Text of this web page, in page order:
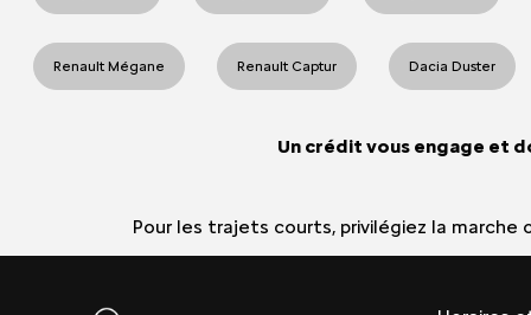
Renault Mégane Renault Captur Dacia Duster
Un crédit vous engage et
Pour les trajets courts, privilégiez la marche